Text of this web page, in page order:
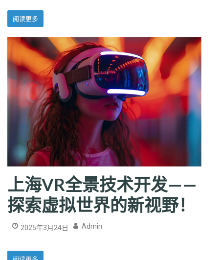
阅读更多
上海VR全景技术开发——
探索虚拟世界的新视野！
2025年3月24日 Admin